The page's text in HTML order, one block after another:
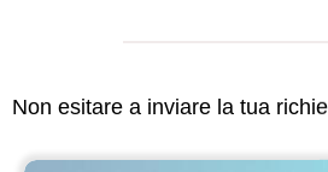
Non esitare a inviare la tua